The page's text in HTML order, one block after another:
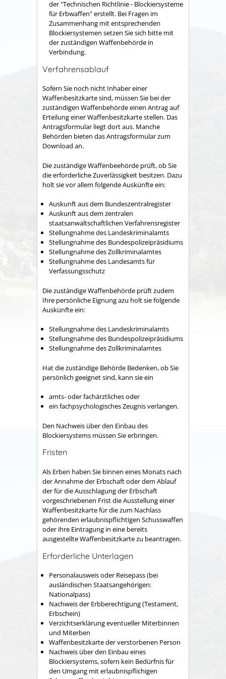
der "Technischen Richtlinie - Blockiersysteme
für Erbwaffen" erstellt. Bei Fragen im
Zusammenhang mit entsprechenden
Blockiersystemen setzen Sie sich bitte mit
der zuständigen Waffenbehörde in
Verbindung.
Verfahrensablauf
Sofern Sie noch nicht Inhaber einer
Waffenbesitzkarte sind, müssen Sie bei der
zuständigen Waffenbehörde einen Antrag auf
Erteilung einer Waffenbesitzkarte stellen. Das
Antragsformular liegt dort aus. Manche
Behörden bieten das Antragsformular zum
Download an.
Die zuständige Waffenbeehörde prüft, ob Sie
die erforderliche Zuverlässigkeit besitzen. Dazu
holt sie vor allem folgende Auskünfte ein:
Auskunft aus dem Bundeszentralregister
Auskunft aus dem zentralen
staatsanwaltschaftlichen Verfahrensregister
Stellungnahme des Landeskriminalamts
Stellungnahme des Bundespolizeipräsidiums
Stellungnahme des Zollkriminalamtes
Stellungnahme des Landesamts für
Verfassungsschutz
Die zuständige Waffenbehörde prüft zudem
Ihre persönliche Eignung azu holt sie folgende
Auskünfte ein:
Stellungnahme des Landeskriminalamts
Stellungnahme des Bundespolizeipräsidiums
Stellungnahme des Zollkriminalamtes
Hat die zuständige Behörde Bedenken, ob Sie
persönlich geeignet sind, kann sie ein
amts- oder fachärztliches oder
ein fachpsychologisches Zeugnis verlangen.
Den Nachweis über den Einbau des
Blockiersystems müssen Sie erbringen.
Fristen
Als Erben haben Sie binnen eines Monats nach
der Annahme der Erbschaft oder dem Ablauf
der für die Ausschlagung der Erbschaft
vorgeschriebenen Frist die Ausstellung einer
Waffenbesitzkarte für die zum Nachlass
gehörenden erlaubnispflichtigen Schusswaffen
oder ihre Eintragung in eine bereits
ausgestellte Waffenbesitzkarte zu beantragen.
Erforderliche Unterlagen
Personalausweis oder Reisepass (bei
ausländischen Staatsangehörigen:
Nationalpass)
Nachweis der Erbberechtigung (Testament,
Erbschein)
Verzichtserklärung eventueller Miterbinnen
und Miterben
Waffenbesitzkarte der verstorbenen Person
Nachweis über den Einbau eines
Blockiersystems, sofern kein Bedürfnis für
den Umgang mit erlaubnispflichigen